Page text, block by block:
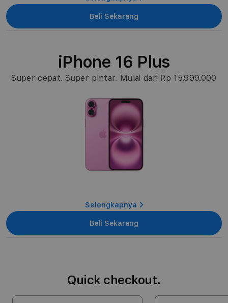
Beli Sekarang
iPhone 16 Plus
Super cepat. Super pintar. Mulai dari Rp 15.999.000
Selengkapnya
Beli Sekarang
Quick checkout.